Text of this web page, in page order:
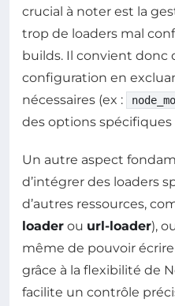
crucial à noter est la
trop de loaders mal
builds. Il convient donc
configuration en
nécessaires (ex :
des options spécifiques
Un autre aspect
d’intégrer des loaders
d’autres ressources,
loader ou url-loader),
même de pouvoir
grâce à la flexibilité de
facilite un contrôle